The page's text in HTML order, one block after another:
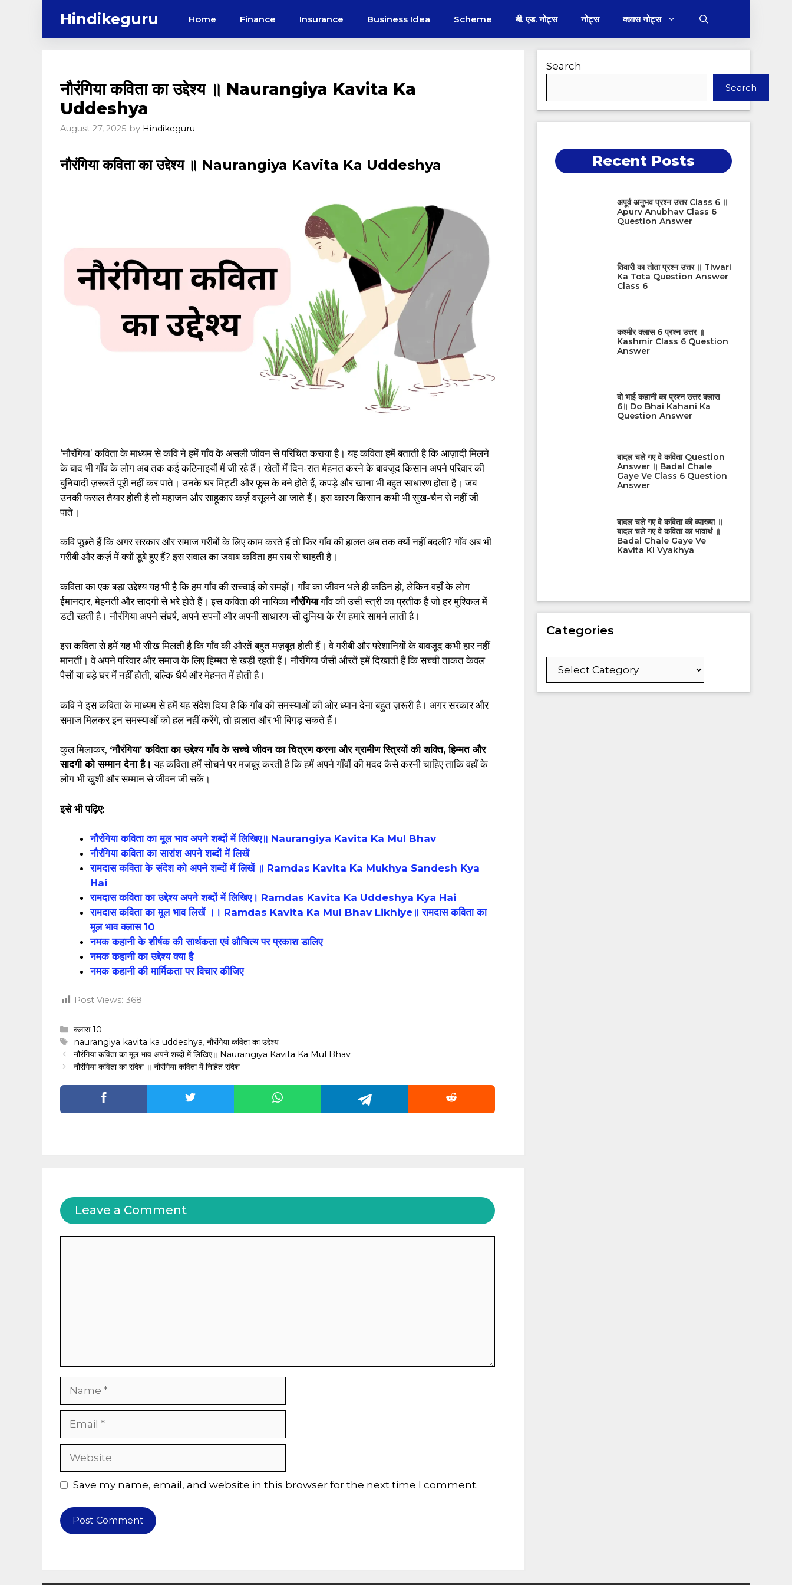
Hindikeguru Home Finance Insurance Business Idea Scheme बी. एड. नोट्स नोट्स क्लास नोट्स
नौरंगिया कविता का उद्देश्य ॥ Naurangiya Kavita Ka
Uddeshya
August 27, 2025 by Hindikeguru
नौरंगिया कविता का उद्देश्य ॥ Naurangiya Kavita Ka Uddeshya
‘नौरंगिया’ कविता के माध्यम से कवि ने हमें गाँव के असली जीवन से परिचित कराया है। यह कविता हमें बताती है कि आज़ादी मिलने
के बाद भी गाँव के लोग अब तक कई कठिनाइयों में जी रहे हैं। खेतों में दिन-रात मेहनत करने के बावजूद किसान अपने परिवार की
बुनियादी ज़रूरतें पूरी नहीं कर पाते। उनके घर मिट्टी और फूस के बने होते हैं, कपड़े और खाना भी बहुत साधारण होता है। जब
उनकी फसल तैयार होती है तो महाजन और साहूकार कर्ज़ वसूलने आ जाते हैं। इस कारण किसान कभी भी सुख-चैन से नहीं जी
पाते।
कवि पूछते हैं कि अगर सरकार और समाज गरीबों के लिए काम करते हैं तो फिर गाँव की हालत अब तक क्यों नहीं बदली? गाँव अब भी
गरीबी और कर्ज़ में क्यों डूबे हुए हैं? इस सवाल का जवाब कविता हम सब से चाहती है।
कविता का एक बड़ा उद्देश्य यह भी है कि हम गाँव की सच्चाई को समझें। गाँव का जीवन भले ही कठिन हो, लेकिन वहाँ के लोग
ईमानदार, मेहनती और सादगी से भरे होते हैं। इस कविता की नायिकानौरंगियागाँव की उसी स्त्री का प्रतीक है जो हर मुश्किल में
डटी रहती है। नौरंगिया अपने संघर्ष, अपने सपनों और अपनी साधारण-सी दुनिया के रंग हमारे सामने लाती है।
इस कविता से हमें यह भी सीख मिलती है कि गाँव की औरतें बहुत मज़बूत होती हैं। वे गरीबी और परेशानियों के बावजूद कभी हार नहीं
मानतीं। वे अपने परिवार और समाज के लिए हिम्मत से खड़ी रहती हैं। नौरंगिया जैसी औरतें हमें दिखाती हैं कि सच्ची ताकत केवल
पैसों या बड़े घर में नहीं होती, बल्कि धैर्य और मेहनत में होती है।
कवि ने इस कविता के माध्यम से हमें यह संदेश दिया है कि गाँव की समस्याओं की ओर ध्यान देना बहुत ज़रूरी है। अगर सरकार और
समाज मिलकर इन समस्याओं को हल नहीं करेंगे, तो हालात और भी बिगड़ सकते हैं।
कुल मिलाकर, ‘नौरंगिया’ कविता का उद्देश्य गाँव के सच्चे जीवन का चित्रण करना और ग्रामीण स्त्रियों की शक्ति, हिम्मत और
सादगी को सम्मान देना है। यह कविता हमें सोचने पर मजबूर करती है कि हमें अपने गाँवों की मदद कैसे करनी चाहिए ताकि वहाँ के
लोग भी खुशी और सम्मान से जीवन जी सकें।
इसे भी पढ़िए:
नौरंगिया कविता का मूल भाव अपने शब्दों में लिखिए॥ Naurangiya Kavita Ka Mul Bhav
नौरंगिया कविता का सारांश अपने शब्दों में लिखें
रामदास कविता के संदेश को अपने शब्दों में लिखें ॥ Ramdas Kavita Ka Mukhya Sandesh Kya
Hai
रामदास कविता का उद्देश्य अपने शब्दों में लिखिए। Ramdas Kavita Ka Uddeshya Kya Hai
रामदास कविता का मूल भाव लिखें ।। Ramdas Kavita Ka Mul Bhav Likhiye॥ रामदास कविता का
मूल भाव क्लास 10
नमक कहानी के शीर्षक की सार्थकता एवं औचित्य पर प्रकाश डालिए
नमक कहानी का उद्देश्य क्या है
नमक कहानी की मार्मिकता पर विचार कीजिए
Post Views: 368
Categories
क्लास 10
Tags
naurangiya kavita ka uddeshya,नौरंगिया कविता का उद्देश्य
नौरंगिया कविता का मूल भाव अपने शब्दों में लिखिए॥ Naurangiya Kavita Ka Mul Bhav
नौरंगिया कविता का संदेश ॥ नौरंगिया कविता में निहित संदेश
Leave a Comment
Save my name, email, and website in this browser for the next time I comment.
Search
Search
Recent Posts
अपूर्व अनुभव प्रश्न उत्तर Class 6 ॥
Apurv Anubhav Class 6
Question Answer
तिवारी का तोता प्रश्न उत्तर ॥ Tiwari
Ka Tota Question Answer
Class 6
कश्मीर क्लास 6 प्रश्न उत्तर ॥
Kashmir Class 6 Question
Answer
दो भाई कहानी का प्रश्न उत्तर क्लास
6॥ Do Bhai Kahani Ka
Question Answer
बादल चले गए वे कविता Question
Answer ॥ Badal Chale
Gaye Ve Class 6 Question
Answer
बादल चले गए वे कविता की व्याख्या ॥
बादल चले गए वे कविता का भावार्थ ॥
Badal Chale Gaye Ve
Kavita Ki Vyakhya
Categories
Categories